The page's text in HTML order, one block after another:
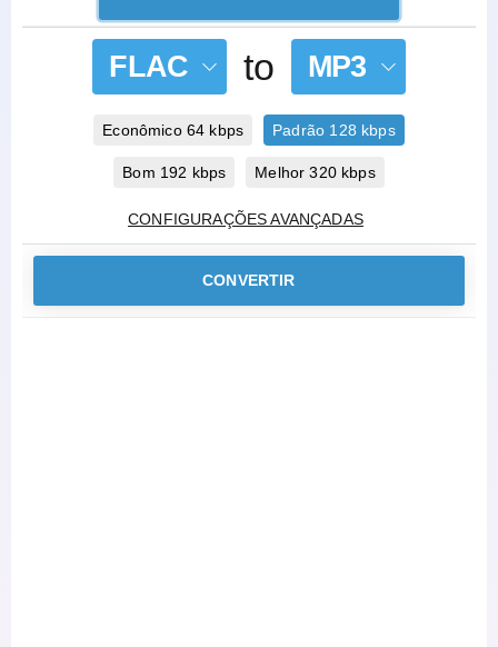
FLAC to MP3
Econômico 64 kbps Padrão 128 kbps
Bom 192 kbps Melhor 320 kbps
CONFIGURAÇÕES AVANÇADAS
CONVERTIR